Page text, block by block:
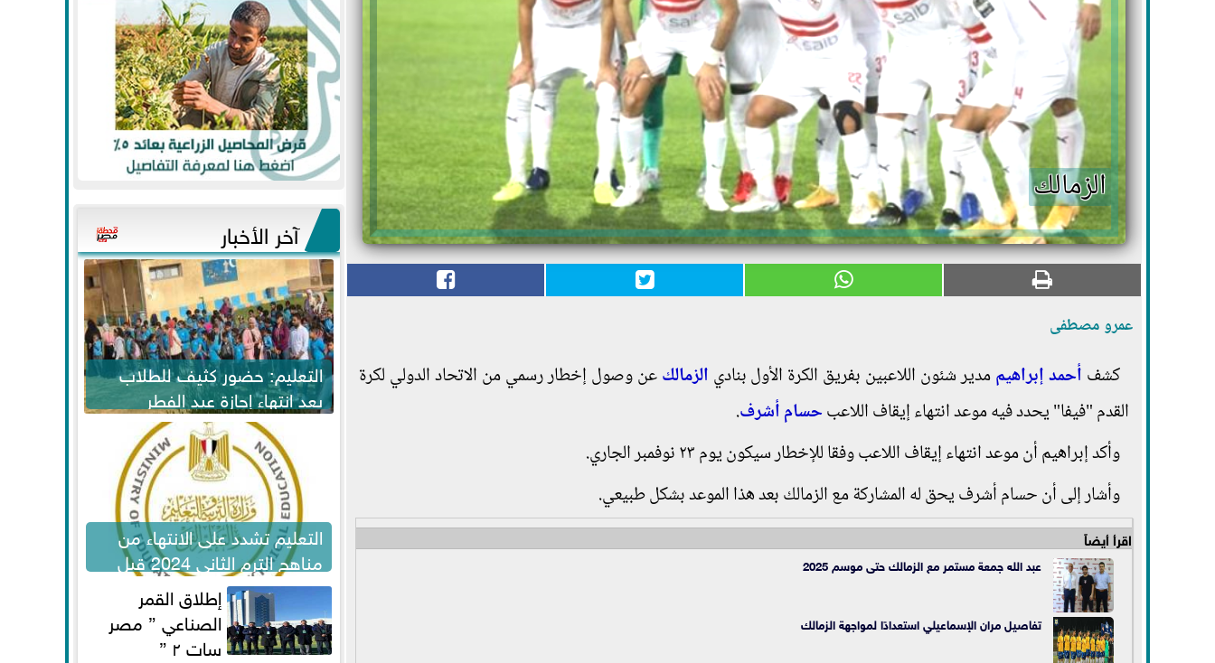
الزمالك
عمرو مصطفى
كشف أحمد إبراهيممدير شئون اللاعبين بفريق الكرة الأول بنادي الزمالكعن وصول إخطار رسمي من الاتحاد الدولي لكرة
القدم "فيفا" يحدد فيه موعد انتهاء إيقاف اللاعبحسام أشرف.
وأكد إبراهيم أن موعد انتهاء إيقاف اللاعب وفقا للإخطار سيكون يوم ٢٣ نوفمبر الجاري.
وأشار إلى أن حسام أشرف يحق له المشاركة مع الزمالك بعد هذا الموعد بشكل طبيعي.
اقرأ أيضاً
عبد الله جمعة مستمر مع الزمالك حتى موسم 2025
تفاصيل مران الإسماعيلي استعدادًا لمواجهة الزمالك
آخر الأخبار
التعليم: حضور كثيف للطلاب
بعد انتهاء إجازة عيد الفطر
لاستكمال المناهج
التعليم تشدد على الانتهاء من
مناهج الترم الثاني 2024 قبل
الامتحانات
إطلاق القمر
الصناعي ” مصر
سات ٢ ”